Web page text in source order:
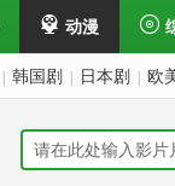
动漫
韩国剧 日本剧 欧